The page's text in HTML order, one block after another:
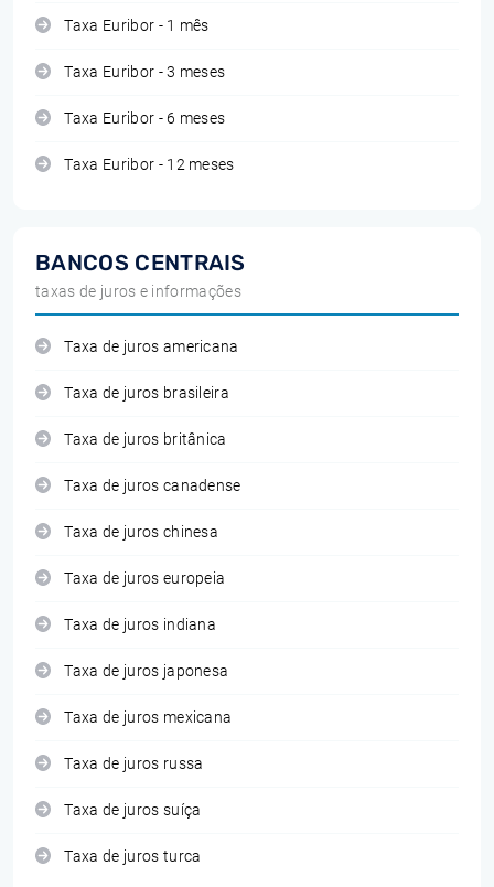
Taxa Euribor - 1 mês
Taxa Euribor - 3 meses
Taxa Euribor - 6 meses
Taxa Euribor - 12 meses
BANCOS CENTRAIS
taxas de juros e informações
Taxa de juros americana
Taxa de juros brasileira
Taxa de juros britânica
Taxa de juros canadense
Taxa de juros chinesa
Taxa de juros europeia
Taxa de juros indiana
Taxa de juros japonesa
Taxa de juros mexicana
Taxa de juros russa
Taxa de juros suíça
Taxa de juros turca